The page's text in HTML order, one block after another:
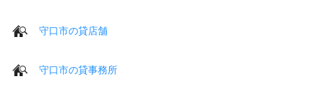
守口市の貸店舗
守口市の貸事務所